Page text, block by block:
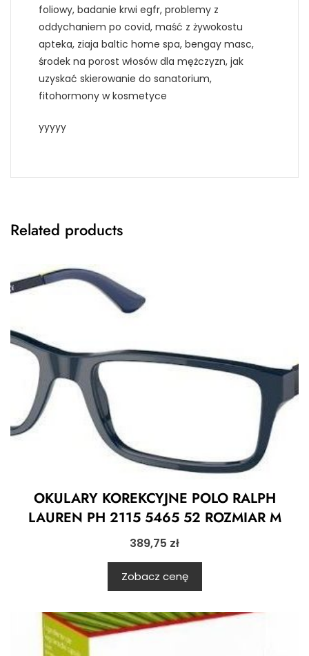
foliowy, badanie krwi egfr, problemy z
oddychaniem po covid, maść z żywokostu
apteka, ziaja baltic home spa, bengay masc,
środek na porost włosów dla mężczyzn, jak
uzyskać skierowanie do sanatorium,
fitohormony w kosmetyce
yyyyy
Related products
OKULARY KOREKCYJNE POLO RALPH
LAUREN PH 2115 5465 52 ROZMIAR M
389,75 zł
Zobacz cenę